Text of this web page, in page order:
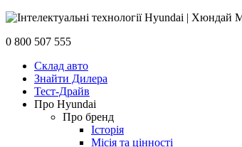
0 800 507 555
Склад авто
Знайти Дилера
Тест-Драйв
Про Hyundai
Про бренд
Історія
Місія та цінності